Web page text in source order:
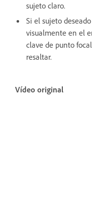
sujeto claro.
Si el sujeto
visualmente en el
clave de punto
resaltar.
Vídeo original